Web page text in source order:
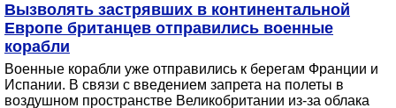
Вызволять застрявших в континентальной
Европе британцев отправились военные
корабли
Военные корабли уже отправились к берегам Франции и
Испании. В связи с введением запрета на полеты в
воздушном пространстве Великобритании из-за облака